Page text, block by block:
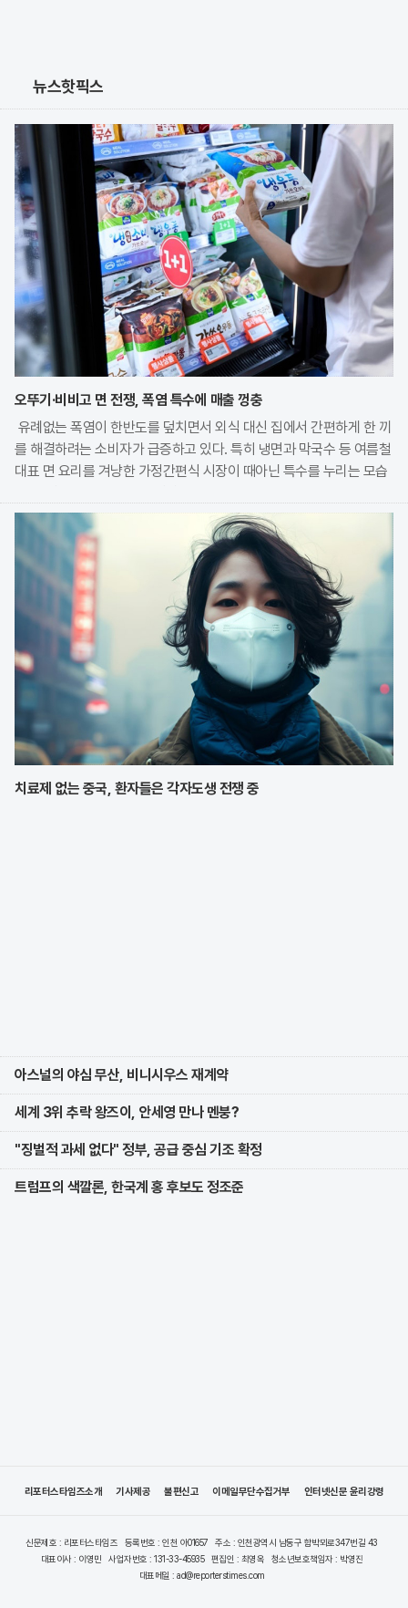
뉴스핫픽스
오뚜기·비비고 면 전쟁, 폭염 특수에 매출 껑충
유례없는 폭염이 한반도를 덮치면서 외식 대신 집에서 간편하게 한 끼
를 해결하려는 소비자가 급증하고 있다. 특히 냉면과 막국수 등 여름철
대표 면 요리를 겨냥한 가정간편식 시장이 때아닌 특수를 누리는 모습
앞세워 시장 점유율 확대에 박차를 가하고
치료제 없는 중국, 환자들은 각자도생 전쟁 중
아스널의 야심 무산, 비니시우스 재계약
세계 3위 추락 왕즈이, 안세영 만나 멘붕?
"징벌적 과세 없다" 정부, 공급 중심 기조 확정
트럼프의 색깔론, 한국계 홍 후보도 정조준
리포터스타임즈소개 기사제공 불편신고 이메일무단수집거부 인터넷신문 윤리강령
신문제호 : 리포터스타임즈 등록번호 : 인천 아01657
주소 : 인천광역시 남동구 함박뫼로347번길 43
대표이사 : 이영민
사업자번호 : 131-33-45935 편집인 : 최영옥
청소년보호책임자 : 박영진
대표메일 : ad@reporterstimes.com